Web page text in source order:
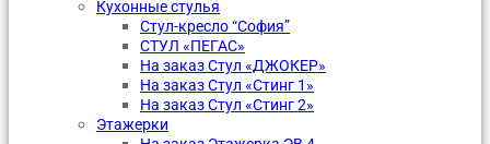
Кухонные стулья
Стул-кресло “София”
CТУЛ «ПЕГАС»
На заказ Стул «ДЖОКЕР»
На заказ Стул «Стинг 1»
На заказ Стул «Стинг 2»
Этажерки